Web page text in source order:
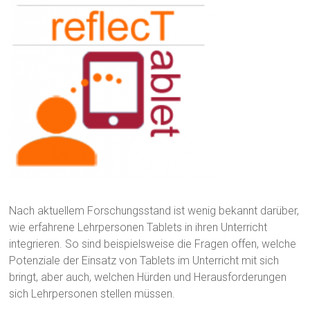
Nach aktuellem Forschungsstand ist wenig bekannt darüber,
wie erfahrene Lehrpersonen Tablets in ihren Unterricht
integrieren. So sind beispielsweise die Fragen offen, welche
Potenziale der Einsatz von Tablets im Unterricht mit sich
bringt, aber auch, welchen Hürden und Herausforderungen
sich Lehrpersonen stellen müssen.